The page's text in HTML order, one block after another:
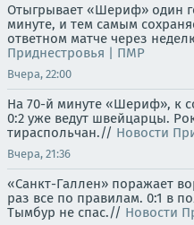
Отыгрывает «Шериф» один
минуте, и тем самым
ответном матче через
Приднестровья | ПМР
Вчера, 22:00
На 70-й минуте «Шериф», к
0:2 уже ведут швейцарцы.
тираспольчан.// Новости
Вчера, 21:36
«Санкт-Галлен» поражает
раз все по правилам. 0:1 в
Тымбур не спас.// Новости